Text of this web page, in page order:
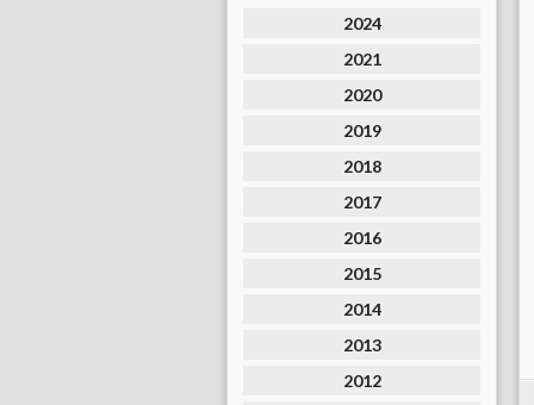
2024
2021
2020
2019
2018
2017
2016
2015
2014
2013
2012